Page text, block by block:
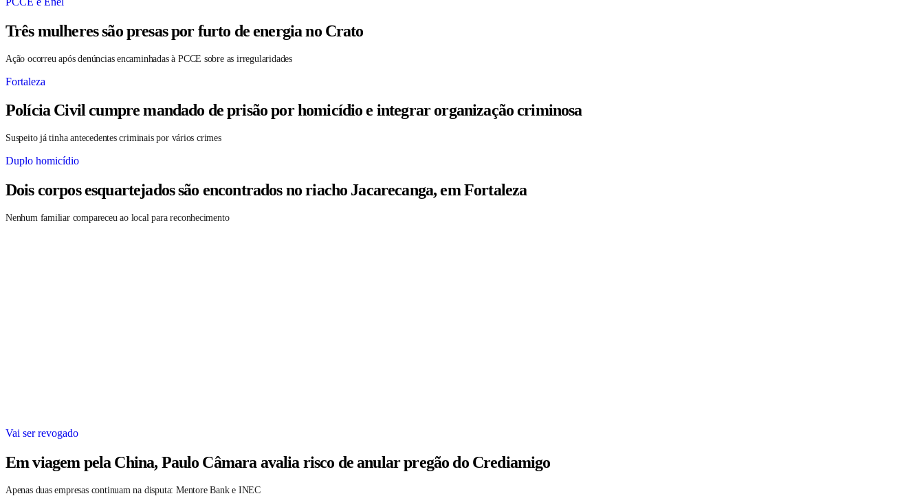
Três mulheres são presas por furto de energia no Crato
Ação ocorreu após denúncias encaminhadas à PCCE sobre as irregularidades
Fortaleza
Polícia Civil cumpre mandado de prisão por homicídio e integrar organização criminosa
Suspeito já tinha antecedentes criminais por vários crimes
Duplo homicídio
Dois corpos esquartejados são encontrados no riacho Jacarecanga, em Fortaleza
Nenhum familiar compareceu ao local para reconhecimento
Vai ser revogado
Em viagem pela China, Paulo Câmara avalia risco de anular pregão do Crediamigo
Apenas duas empresas continuam na disputa: Mentore Bank e INEC